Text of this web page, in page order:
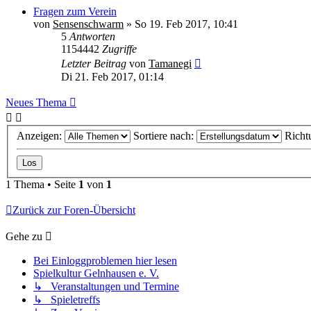
Fragen zum Verein
von Sensenschwarm » So 19. Feb 2017, 10:41
5 Antworten
1154442 Zugriffe
Letzter Beitrag von Tamanegi
Di 21. Feb 2017, 01:14
Neues Thema
Anzeigen: Sortiere nach:
1 Thema • Seite 1 von 1
Zurück zur Foren-Übersicht
Gehe zu
Bei Einloggproblemen hier lesen
Spielkultur Gelnhausen e. V.
↳ Veranstaltungen und Termine
↳ Spieletreffs